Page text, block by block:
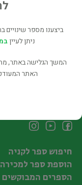
ביצענו מספר שינויים
ניתן לעיין
המשך הגלישה באתר,
האתר
חיפוש ספר לקניה
הוספת ספר למכירה
הספרים המבוקשים